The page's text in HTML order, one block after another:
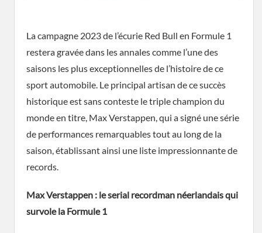
La campagne 2023 de l’écurie Red Bull en Formule 1
restera gravée dans les annales comme l’une des
saisons les plus exceptionnelles de l’histoire de ce
sport automobile. Le principal artisan de ce succès
historique est sans conteste le triple champion du
monde en titre, Max Verstappen, qui a signé une série
de performances remarquables tout au long de la
saison, établissant ainsi une liste impressionnante de
records.
Max Verstappen : le serial recordman néerlandais qui
survole la Formule 1